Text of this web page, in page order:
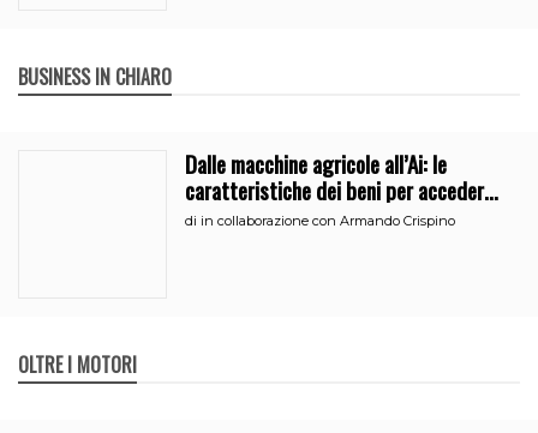
BUSINESS IN CHIARO
Dalle macchine agricole all’Ai: le
caratteristiche dei beni per accedere
all’iperammortamento
di in collaborazione con Armando Crispino
OLTRE I MOTORI